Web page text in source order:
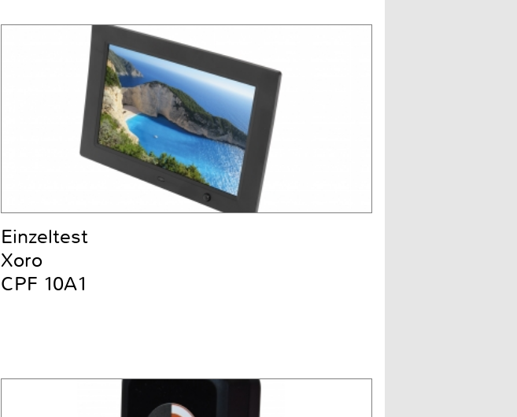
Einzeltest
Xoro
CPF 10A1